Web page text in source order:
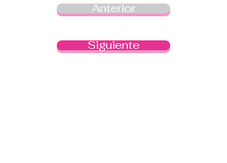
Anterior
Siguiente